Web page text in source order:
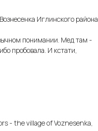
Иглинского района
понимании. Мед там -
пробовала. И кстати,
- the village of Voznesenka,